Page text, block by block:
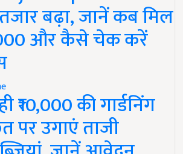
बढ़ा, जानें कब मिल
और कैसे चेक करें
₹10,000 की गार्डनिंग
पर उगाएं ताजी